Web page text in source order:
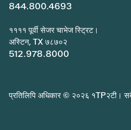
844.800.4693
११११ पूर्वी सेजर चाभेज स्ट्रिट।
अस्टिन, TX ७८७०२
512.978.8000
प्रतिलिपि अधिकार © २०२६ १TP२टी।